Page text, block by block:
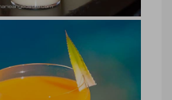
Plage, cuisine